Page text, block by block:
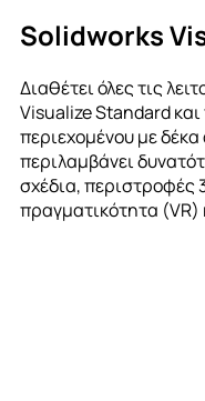
Solidworks
Διαθέτει όλες τις
Visualize Standard
περιεχομένου με
περιλαμβάνει
σχέδια, περιστροφές
πραγματικότητα (VR)